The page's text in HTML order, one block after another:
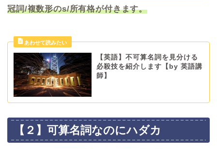
冠詞/複数形のs/所有格が付きます。
【英語】不可算名詞を見分ける
必殺技を紹介します【by 英語講
師】
【２】可算名詞なのにハダカ